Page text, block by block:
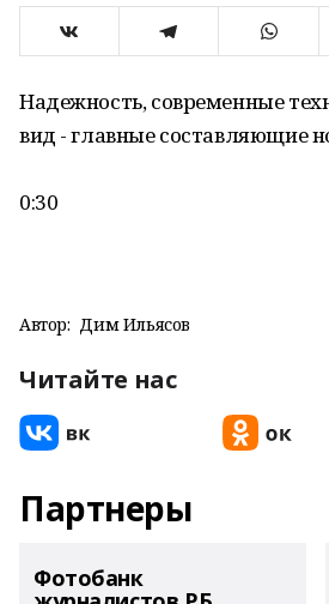
Надежность, современные
вид - главные составляющие
0:30
Автор: Дим Ильясов
Читайте нас
Партнеры
Фотобанк